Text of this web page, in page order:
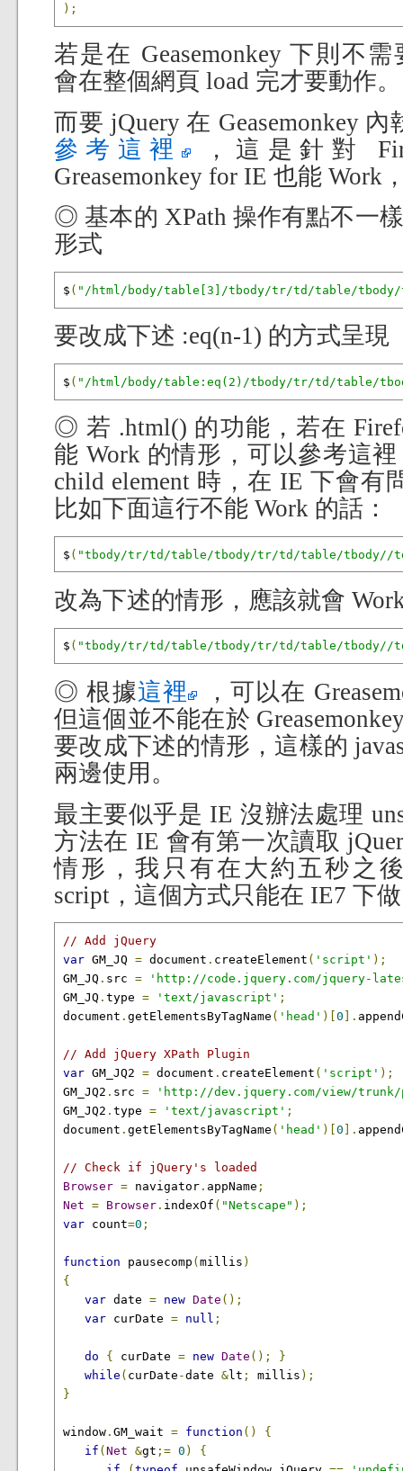
);
若是在 Geasemonkey 下則不需
會在整個網頁 load 完才要動作。
而要 jQuery 在 Geasemonkey
參考這裡
，這是針對
Greasemonkey for IE 也能 Work
◎ 基本的 XPath 操作有點不一
形式
$ ( "/html/body/table[3]/tbody/tr/td/table/
要改成下述 :eq(n-1) 的方式呈現
$ ( "/html/body/table:eq(2)/tbody/tr/td/table/
◎ 若 .html() 的功能，若在
能 Work 的情形，可以參考這
child element 時，在 IE 下會有
比如下面這行不能 Work 的話：
$ ( "tbody/tr/td/table/tbody/tr/td/table/tbody//
改為下述的情形，應該就會
$ ( "tbody/tr/td/table/tbody/tr/td/table/tbody//
◎ 根據這裡
，可以在
但這個並不能在於
要改成下述的情形，這樣的
兩邊使用。
最主要似乎是 IE 沒辦法處理
方法在 IE 會有第一次讀取
情形，我只有在大約五秒之
script，這個方式只能在 IE7 下
// Add jQuery
var GM_JQ = document . createElement ( 'script' );
GM_JQ . src =
'http://code.jquery.com/jquery-
GM_JQ . type = 'text/javascript' ;
document . getElementsByTagName ( 'head' )[ 0 ].
// Add jQuery XPath Plugin
var GM_JQ2 = document . createElement ( 'script' );
GM_JQ2 . src =
'http://dev.jquery.com/view/
GM_JQ2 . type = 'text/javascript' ;
document . getElementsByTagName ( 'head' )[ 0 ].
// Check if jQuery's loaded
Browser = navigator. appName ;
Net = Browser. indexOf ( "Netscape" );
var count=0 ;
function pausecomp ( millis )
{
var date = new Date ();
var curDate = null ;
do { curDate = new Date ();
}
while ( curDate -date &lt ; millis );
}
window. GM_wait = function ()
{
if ( Net &gt ;= 0 )
{